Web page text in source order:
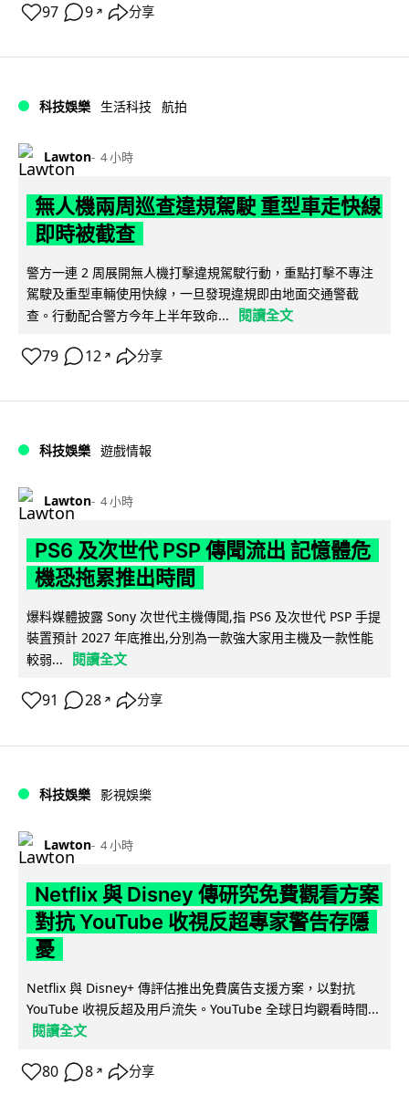
97 9 ↗ 分享
科技娛樂 生活科技 航拍
Lawton 4 小時
無人機兩周巡查違規駕駛 重型車走快線
即時被截查
警方一連 2 周展開無人機打擊違規駕駛行動，重點打擊不專注
駕駛及重型車輛使用快線，一旦發現違規即由地面交通警截
查。行動配合警方今年上半年致命...
閱讀全文
79 12 ↗ 分享
科技娛樂 遊戲情報
Lawton 4 小時
PS6 及次世代 PSP 傳聞流出 記憶體危
機恐拖累推出時間
爆料媒體披露 Sony 次世代主機傳聞,指 PS6 及次世代 PSP 手提
裝置預計 2027 年底推出,分別為一款強大家用主機及一款性能
較弱...
閱讀全文
91 28 ↗ 分享
科技娛樂 影視娛樂
Lawton 4 小時
Netflix 與 Disney 傳研究免費觀看方案
對抗 YouTube 收視反超專家警告存隱
憂
Netflix 與 Disney+ 傳評估推出免費廣告支援方案，以對抗
YouTube 收視反超及用戶流失。YouTube 全球日均觀看時間...
閱讀全文
80 8 ↗ 分享